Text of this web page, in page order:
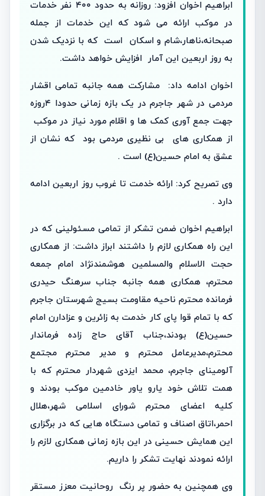
ابراهیم اخوان افزود: روزانه به حدود ۴۰۰ نفر خدمات
در موکب ارائه می شود که این خدمات از جمله
صبحانه،ناهار،شام و اسکان است که با نزدیک شدن
به روز اربعین این آمار افزایش خواهد داشت.
اخوان ادامه داد: مشارکت همه جانبه تمامی اقشار
مردمی در شهر جاجرم در یک بازه زمانی حدودا ۴روزه
جهت جمع آوری کمک ها و اقلام مورد نیاز در موکب
از همکاری های بی نظیری مردمی بود که نشان از
عشق به امام حسین(ع) است .
وی تصریح کرد: ارائه خدمت تا غروب روز اربعین ادامه
دارد .
ابراهیم اخوان ضمن تشکر از تمامی مسئولینی که در
این راه همکاری لازم را داشتند ابراز داشت: از همکاری
حجت الاسلام والمسلمین هوشمندنژاد امام جمعه
محترم، همکاری همه جانبه جناب سرهنگ حیدری
فرمانده محترم ناحیه مقاومت بسیج شهرستان جاجرم
که با تمام قوا پای کار خدمت به زائرین و عزادارن امام
حسین(ع) بودند،جناب آقای حاج زاده فرماندار
محترم،مدیرعامل محترم و مدیر محترم مجتمع
آلومینای جاجرم، محمد ایزدی شهردار محترم که با
همت تلاش خود یارو یاور خادمین موکب بودند و
کلیه اعضای محترم شورای اسلامی شهر،هلال
احمر،اتاق اصناف و تمامی دستگاه هایی که در برگزاری
این همایش حسینی در این بازه زمانی همکاری لازم را
ارائه نمودند نهایت تشکر را داریم.
وی همچنین به حضور پر رنگ روحانیت معزز مستقر